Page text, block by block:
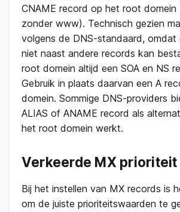
CNAME record op het root domein
zonder www). Technisch gezien
volgens de DNS-standaard, omdat
niet naast andere records kan
root domein altijd een SOA en NS
Gebruik in plaats daarvan een A
domein. Sommige DNS-providers
ALIAS of ANAME record als
het root domein werkt.
Verkeerde MX prioriteit
Bij het instellen van MX records is
om de juiste prioriteitswaarden te